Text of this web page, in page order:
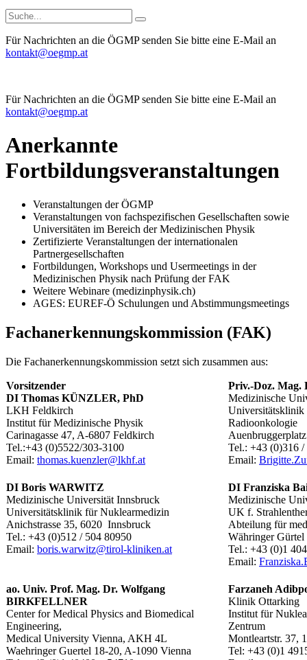
Für Nachrichten an die ÖGMP senden Sie bitte eine E-Mail an
kontakt@oegmp.at
Für Nachrichten an die ÖGMP senden Sie bitte eine E-Mail an
kontakt@oegmp.at
Anerkannte
Fortbildungsveranstaltungen
Veranstaltungen der ÖGMP
Veranstaltungen von fachspezifischen Gesellschaften sowie
Universitäten im Bereich der Medizinischen Physik
Zertifizierte Veranstaltungen der internationalen
Partnergesellschaften
Fortbildungen, Workshops und Usermeetings in der
Medizinischen Physik nach Prüfung der FAK
Weitere Webinare (medizinphysik.ch)
AGES: EUREF-Ö Schulungen und Abstimmungsmeetings
Fachanerkennungskommission (FAK)
Die Fachanerkennungskommission setzt sich zusammen aus:
Vorsitzender
DI Thomas KÜNZLER, PhD
LKH Feldkirch
Institut für Medizinische Physik
Carinagasse 47, A-6807 Feldkirch
Tel.:+43 (0)5522/303-3100
Email: thomas.kuenzler@lkhf.at
Priv.-Doz.
Medizinische
Universitätsklinik
Radioonkologie
Tel.: +43 (0)316 /
Email:
DI Boris WARWITZ
Medizinische Universität Innsbruck
Universitätsklinik für Nuklearmedizin
Anichstrasse 35, 6020 Innsbruck
Tel.: +43 (0)512 / 504 80950
Email: boris.warwitz@tirol-kliniken.at
DI Franziska
Medizinische
UK f.
Abteilung für
Währinger
Tel.: +43 (0)1
Email:
ao. Univ. Prof. Mag. Dr. Wolfgang
BIRKFELLNER
Center for Medical Physics and Biomedical
Engineering,
Medical University Vienna, AKH 4L
Waehringer Guertel 18-20, A-1090 Vienna
Farzaneh
Klinik Ottarking
Institut für
Zentrum
Montleartstr. 37,
Tel: +43 (0)1